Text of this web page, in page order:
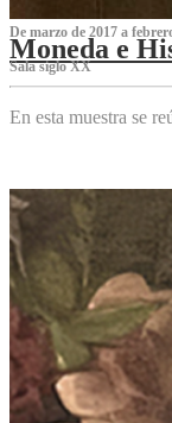
De marzo de 2017 a
Moneda e
Sala siglo XX
En esta muestra se